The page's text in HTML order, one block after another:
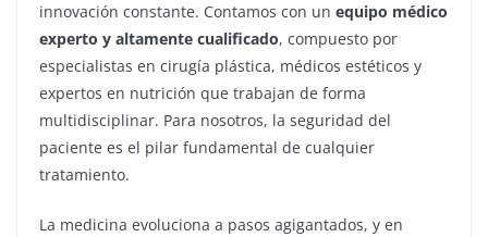
innovación constante. Contamos con un equipo médico
experto y altamente cualificado, compuesto por
especialistas en cirugía plástica, médicos estéticos y
expertos en nutrición que trabajan de forma
multidisciplinar. Para nosotros, la seguridad del
paciente es el pilar fundamental de cualquier
tratamiento.
La medicina evoluciona a pasos agigantados, y en